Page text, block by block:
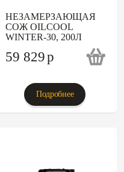
НЕЗАМЕРЗАЮЩАЯ
СОЖ OILCOOL
WINTER-30, 200Л
59 829p
Подробнее